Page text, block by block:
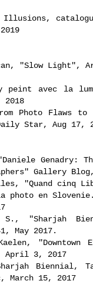
Illusions,
"Slow Light",
peint avec la
Photo Flaws
Star, Aug 17,
Genadry:
Gallery
"Quand cinq
photo en
S., "Sharjah
May 2017.
"Downtown
April 3, 2017
Biennial,
15, 2017